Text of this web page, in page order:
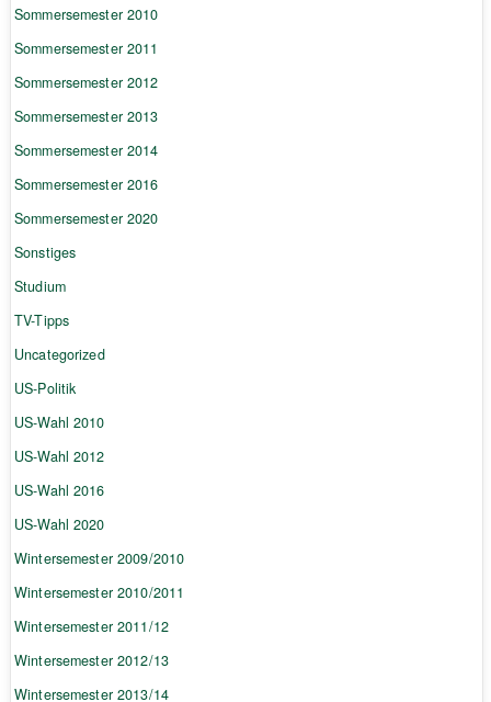
Sommersemester 2010
Sommersemester 2011
Sommersemester 2012
Sommersemester 2013
Sommersemester 2014
Sommersemester 2016
Sommersemester 2020
Sonstiges
Studium
TV-Tipps
Uncategorized
US-Politik
US-Wahl 2010
US-Wahl 2012
US-Wahl 2016
US-Wahl 2020
Wintersemester 2009/2010
Wintersemester 2010/2011
Wintersemester 2011/12
Wintersemester 2012/13
Wintersemester 2013/14